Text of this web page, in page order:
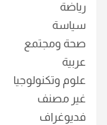
رياضة
سياسة
صحة ومجتمع
عربية
علوم وتكنولوجيا
غير مصنف
فديوغراف